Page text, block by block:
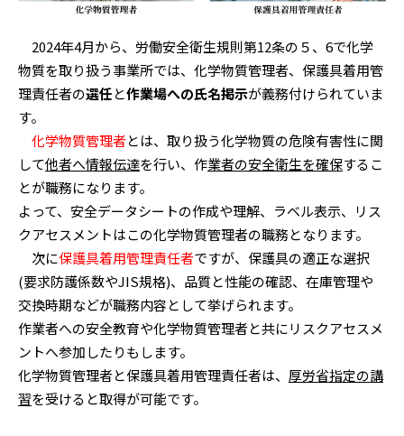
2024年4月から、労働安全衛生規則第12条の５、6で化学
物質を取り扱う事業所では、化学物質管理者、保護具着用管
理責任者の選任と作業場への氏名掲示が義務付けられていま
す。
化学物質管理者とは、取り扱う化学物質の危険有害性に関
して他者へ情報伝達を行い、作業者の安全衛生を確保するこ
とが職務になります。
よって、安全データシートの作成や理解、ラベル表示、リス
クアセスメントはこの化学物質管理者の職務となります。
次に保護具着用管理責任者ですが、保護具の適正な選択
(要求防護係数やJIS規格)、品質と性能の確認、在庫管理や
交換時期などが職務内容として挙げられます。
作業者への安全教育や化学物質管理者と共にリスクアセスメ
ントへ参加したりもします。
化学物質管理者と保護具着用管理責任者は、 厚労省指定の講
習を受けると取得が可能です。